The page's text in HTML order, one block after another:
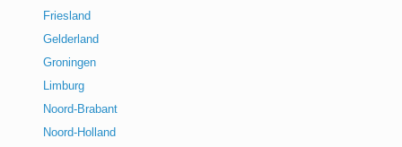
Friesland
Gelderland
Groningen
Limburg
Noord-Brabant
Noord-Holland